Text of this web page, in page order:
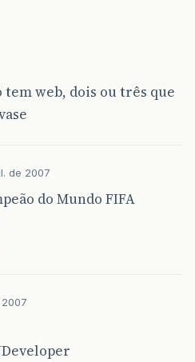
web, dois ou três que
de 2007
do Mundo FIFA